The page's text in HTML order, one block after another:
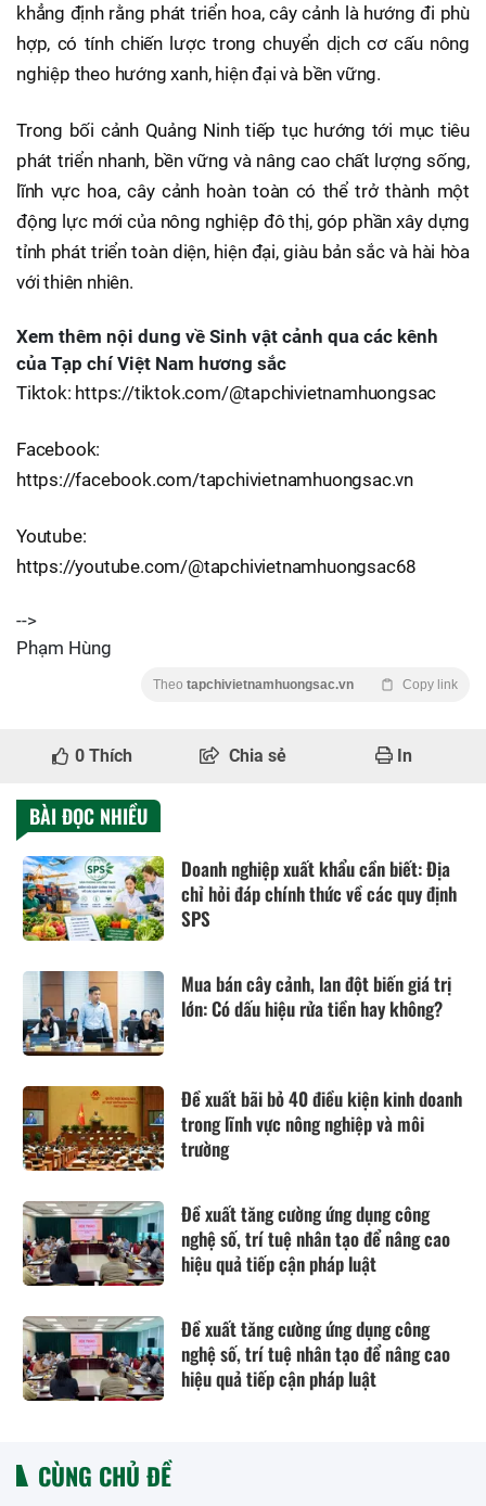
khẳng định rằng phát triển hoa, cây cảnh là hướng đi phù
hợp, có tính chiến lược trong chuyển dịch cơ cấu nông
nghiệp theo hướng xanh, hiện đại và bền vững.
Trong bối cảnh Quảng Ninh tiếp tục hướng tới mục tiêu
phát triển nhanh, bền vững và nâng cao chất lượng sống,
lĩnh vực hoa, cây cảnh hoàn toàn có thể trở thành một
động lực mới của nông nghiệp đô thị, góp phần xây dựng
tỉnh phát triển toàn diện, hiện đại, giàu bản sắc và hài hòa
với thiên nhiên.
Xem thêm nội dung về Sinh vật cảnh qua các kênh
của Tạp chí Việt Nam hương sắc
Tiktok: https://tiktok.com/@tapchivietnamhuongsac
Facebook:
https://facebook.com/tapchivietnamhuongsac.vn
Youtube:
https://youtube.com/@tapchivietnamhuongsac68
-->
Phạm Hùng
Theo tapchivietnamhuongsac.vn Copy link
0 Thích Chia sẻ In
BÀI ĐỌC NHIỀU
Doanh nghiệp xuất khẩu cần biết: Địa
chỉ hỏi đáp chính thức về các quy định
SPS
Mua bán cây cảnh, lan đột biến giá trị
lớn: Có dấu hiệu rửa tiền hay không?
Đề xuất bãi bỏ 40 điều kiện kinh doanh
trong lĩnh vực nông nghiệp và môi
trường
Đề xuất tăng cường ứng dụng công
nghệ số, trí tuệ nhân tạo để nâng cao
hiệu quả tiếp cận pháp luật
Đề xuất tăng cường ứng dụng công
nghệ số, trí tuệ nhân tạo để nâng cao
hiệu quả tiếp cận pháp luật
CÙNG CHỦ ĐỀ